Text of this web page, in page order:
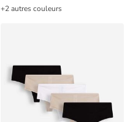
+2 autres couleurs